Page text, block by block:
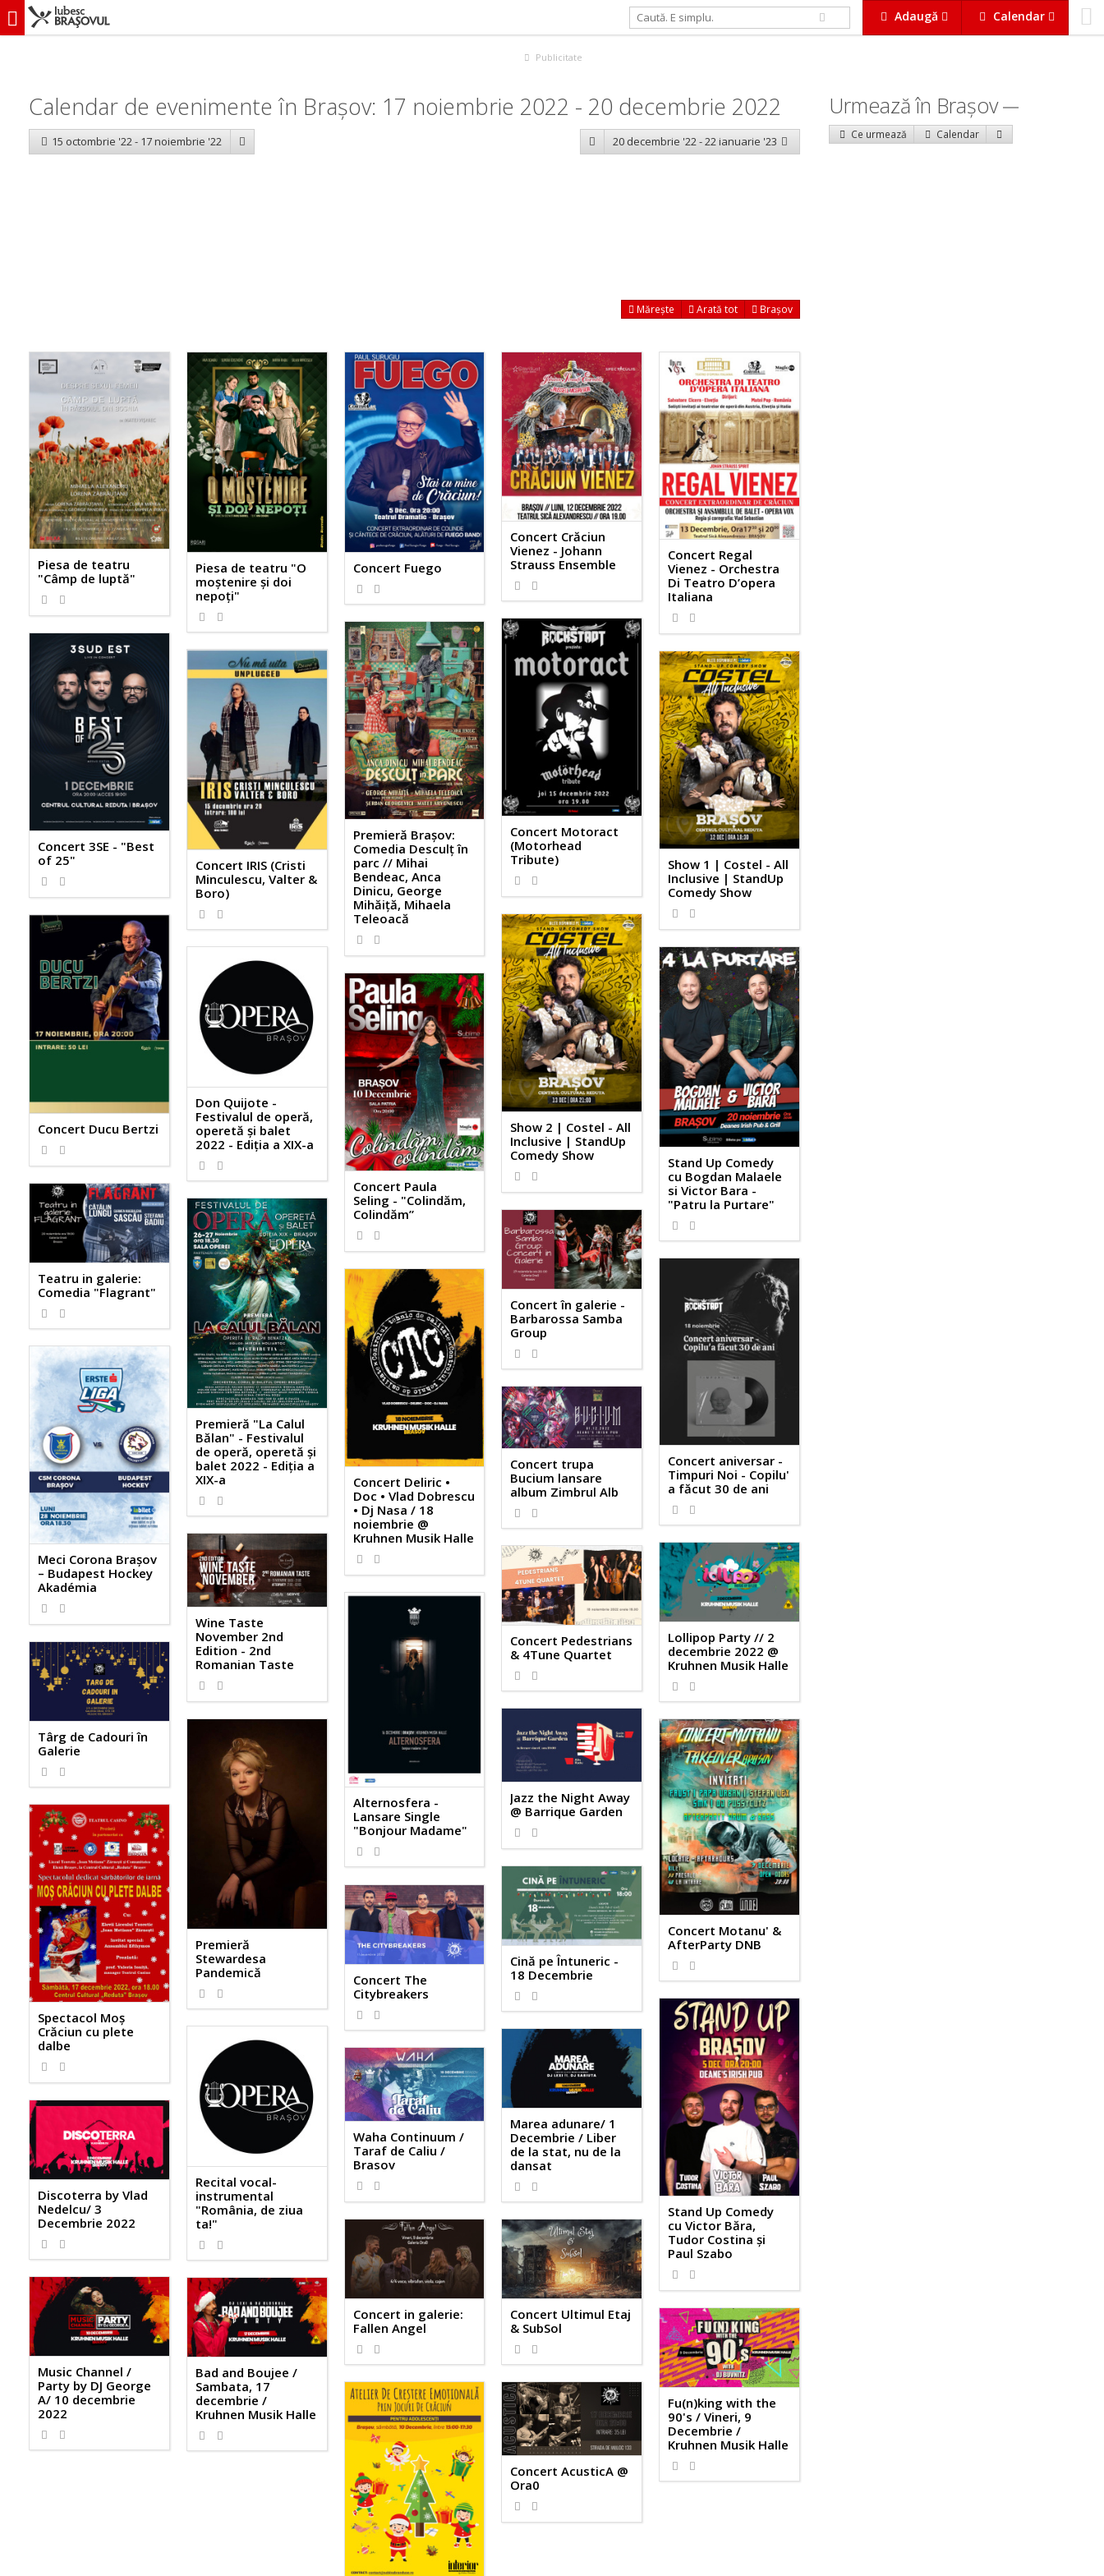
Adaugă Calendar
iubescbraşovul.ro
Publicitate
Calendar de evenimente în Brașov: 17 noiembrie 2022 - 20 decembrie 2022
15 octombrie '22 - 17 noiembrie '22 20 decembrie '22 - 22 ianuarie '23
Mărește Arată tot Brașov
Piesa de teatru
"Câmp de luptă"
Piesa de teatru "O
moștenire și doi
nepoți"
Concert Fuego
Concert Crăciun
Vienez - Johann
Strauss Ensemble
Concert Regal
Vienez - Orchestra
Di Teatro D’opera
Italiana
Concert Motoract
(Motorhead
Tribute)
Premieră Brașov:
Comedia Desculț în
parc // Mihai
Bendeac, Anca
Dinicu, George
Mihăiță, Mihaela
Teleoacă
Concert 3SE - "Best
of 25"
Concert IRIS (Cristi
Minculescu, Valter &
Boro)
Show 1 | Costel - All
Inclusive | StandUp
Comedy Show
Show 2 | Costel - All
Inclusive | StandUp
Comedy Show
Concert Ducu Bertzi
Don Quijote -
Festivalul de operă,
operetă și balet
2022 - Ediția a XIX-a
Stand Up Comedy
cu Bogdan Malaele
si Victor Bara -
"Patru la Purtare"
Concert Paula
Seling - "Colindăm,
Colindăm”
Teatru in galerie:
Comedia "Flagrant"
Premieră "La Calul
Bălan" - Festivalul
de operă, operetă și
balet 2022 - Ediția a
XIX-a
Concert în galerie -
Barbarossa Samba
Group
Concert aniversar -
Timpuri Noi - Copilu'
a făcut 30 de ani
Concert Deliric •
Doc • Vlad Dobrescu
• Dj Nasa / 18
noiembrie @
Kruhnen Musik Halle
Meci Corona Brașov
– Budapest Hockey
Akadémia
Concert trupa
Bucium lansare
album Zimbrul Alb
Wine Taste
November 2nd
Edition - 2nd
Romanian Taste
Lollipop Party // 2
decembrie 2022 @
Kruhnen Musik Halle
Concert Pedestrians
& 4Tune Quartet
Alternosfera -
Lansare Single
"Bonjour Madame"
Târg de Cadouri în
Galerie
Jazz the Night Away
@ Barrique Garden
Premieră
Stewardesa
Pandemică
Concert Motanu' &
AfterParty DNB
Spectacol Moș
Crăciun cu plete
dalbe
Cină pe Întuneric -
18 Decembrie
Concert The
Citybreakers
Stand Up Comedy
cu Victor Băra,
Tudor Costina și
Paul Szabo
Recital vocal-
instrumental
"România, de ziua
ta!"
Marea adunare/ 1
Decembrie / Liber
de la stat, nu de la
dansat
Waha Continuum /
Taraf de Caliu /
Brasov
Discoterra by Vlad
Nedelcu/ 3
Decembrie 2022
Concert in galerie:
Fallen Angel
Concert Ultimul Etaj
& SubSol
Music Channel /
Party by DJ George
A/ 10 decembrie
2022
Bad and Boujee /
Sambata, 17
decembrie /
Kruhnen Musik Halle
Fu(n)king with the
90's / Vineri, 9
Decembrie /
Kruhnen Musik Halle
Concert AcusticA @
Ora0
Urmează în Braşov
Ce urmează Calendar